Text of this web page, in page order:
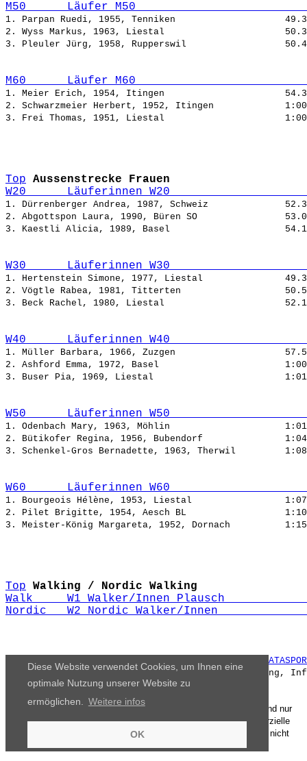
Diese Website verwendet Cookies, um Ihnen eine
optimale Nutzung unserer Website zu
ermöglichen.
Weitere infos
OK
M50      Läufer M50
1. Parpan Ruedi, 1955, Tenniken
2. Wyss Markus, 1963, Liestal
3. Pleuler Jürg, 1958, Rupperswil
M60      Läufer M60
1. Meier Erich, 1954, Itingen
2. Schwarzmeier Herbert, 1952, Itingen
3. Frei Thomas, 1951, Liestal
Top
Aussenstrecke Frauen
W20      Läuferinnen W20
1. Dürrenberger Andrea, 1987, Schweiz
2. Abgottspon Laura, 1990, Büren SO
3. Kaestli Alicia, 1989, Basel
W30      Läuferinnen W30
1. Hertenstein Simone, 1977, Liestal
2. Vögtle Rabea, 1981, Titterten
3. Beck Rachel, 1980, Liestal
W40      Läuferinnen W40
1. Müller Barbara, 1966, Zuzgen
2. Ashford Emma, 1972, Basel
3. Buser Pia, 1969, Liestal
W50      Läuferinnen W50
1. Odenbach Mary, 1963, Möhlin
2. Bütikofer Regina, 1956, Bubendorf
3. Schenkel-Gros Bernadette, 1963, Therwil
W60      Läuferinnen W60
1. Bourgeois Hélène, 1953, Liestal
2. Pilet Brigitte, 1954, Aesch BL
3. Meister-König Margareta, 1952, Dornach
Top
Walking / Nordic Walking
Walk     W1 Walker/Innen Plausch
Nordic   W2 Nordic Walker/Innen
Offizielle Zeitmessung+Datenverarbeitung durch
www.datasport.com
Die Ergebnisse, das Bildmaterial und das weitere Datenmaterial sind nur
für den persönlichen Gebrauch zur Verfügung gestellt. Die kommerzielle
Nutzung, Weitergabe ganz oder teilweise und / oder Nachdruck ist nicht
gestattet.